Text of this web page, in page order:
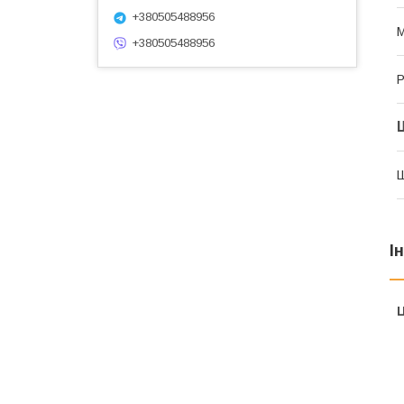
+380505488956
+380505488956